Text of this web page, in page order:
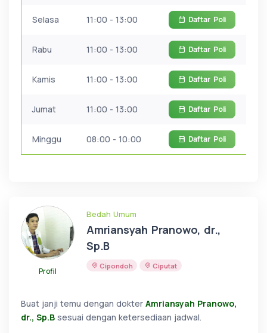
Selasa 11:00 - 13:00 Daftar Poli
Rabu 11:00 - 13:00 Daftar Poli
Kamis 11:00 - 13:00 Daftar Poli
Jumat 11:00 - 13:00 Daftar Poli
Minggu 08:00 - 10:00 Daftar Poli
Profil
Bedah Umum
Amriansyah Pranowo, dr.,
Sp.B
Cipondoh Ciputat
Buat janji temu dengan dokter Amriansyah Pranowo,
dr., Sp.B sesuai dengan ketersediaan jadwal.